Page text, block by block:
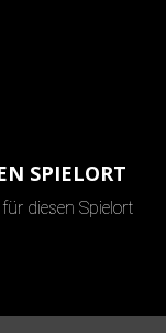
SPIELORT
diesen Spielort